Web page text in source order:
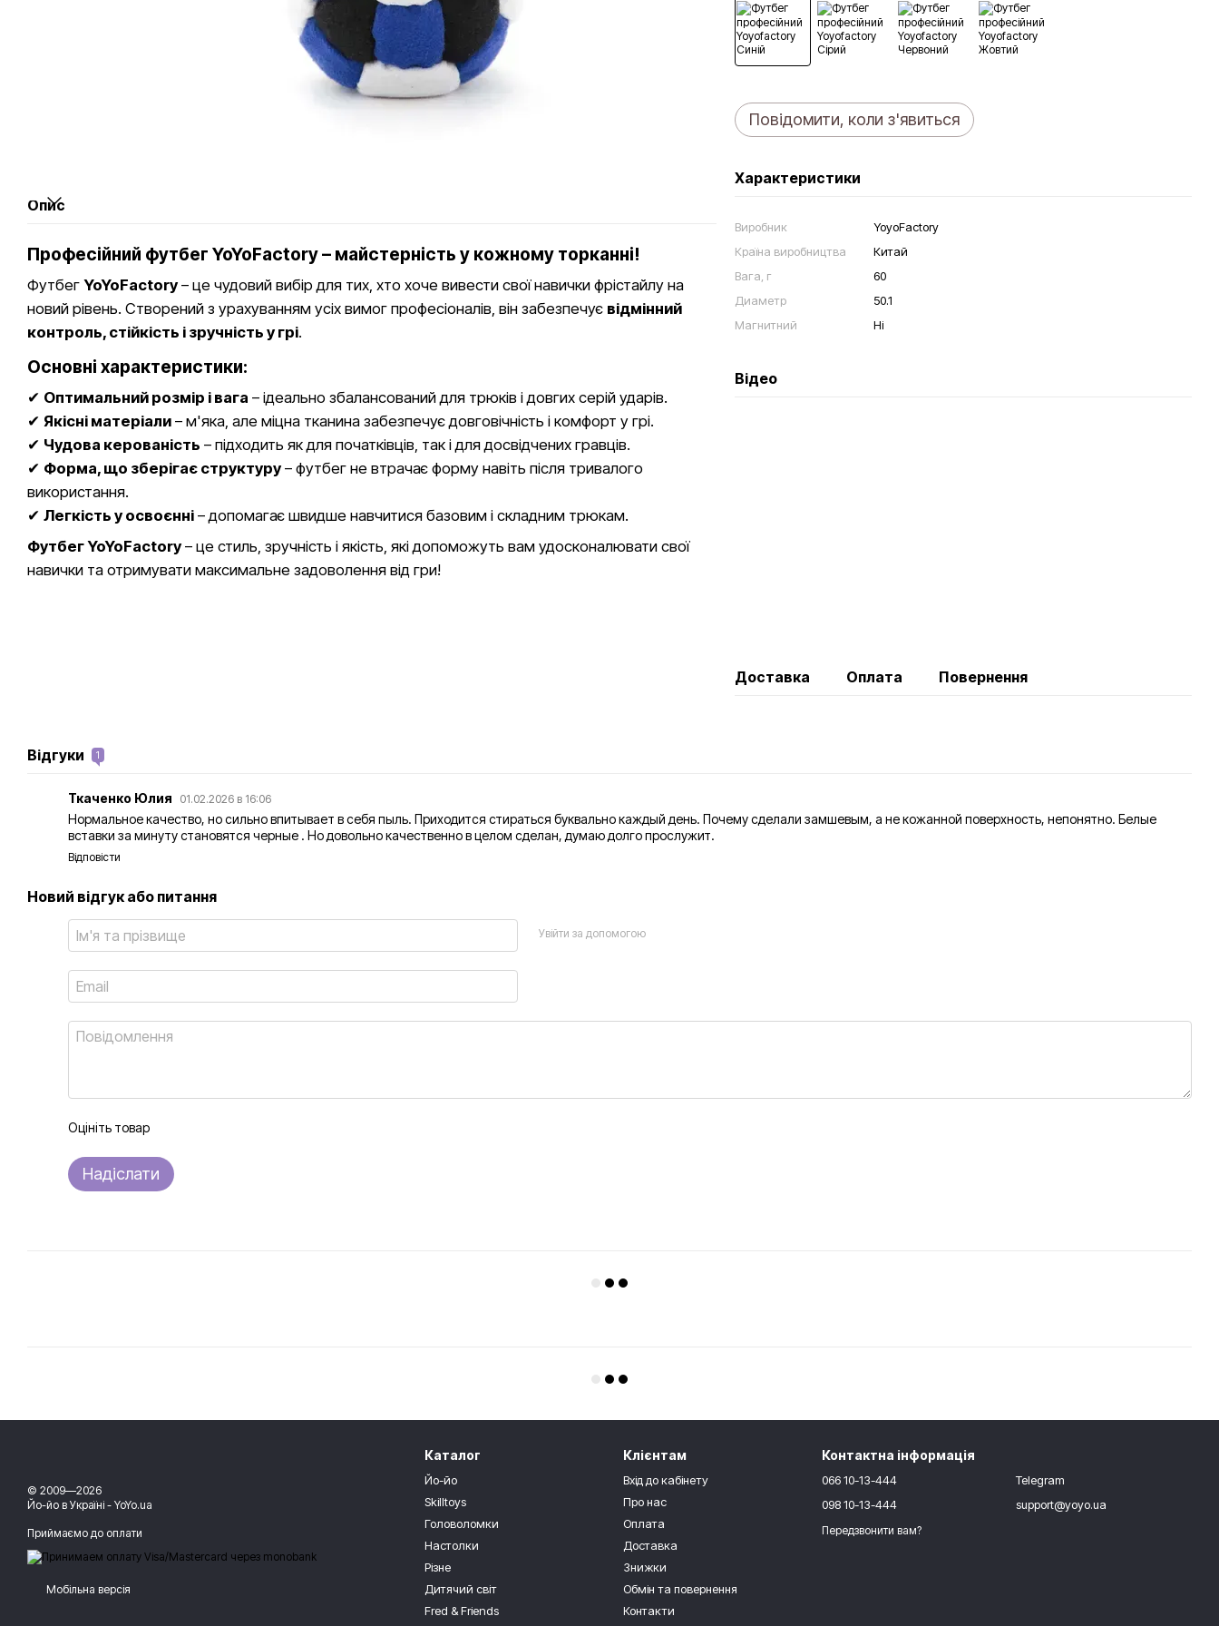
Опис
Професійний футбег YoYoFactory – майстерність у кожному торканні!
Футбег YoYoFactory– це чудовий вибір для тих, хто хоче вивести свої навички фрістайлу на
новий рівень. Створений з урахуванням усіх вимог професіоналів, він забезпечує відмінний
контроль, стійкість і зручність у грі.
Основні характеристики:
✔ Оптимальний розмір і вага – ідеально збалансований для трюків і довгих серій ударів.
✔ Якісні матеріали – м'яка, але міцна тканина забезпечує довговічність і комфорт у грі.
✔ Чудова керованість – підходить як для початківців, так і для досвідчених гравців.
✔ Форма, що зберігає структуру– футбег не втрачає форму навіть після тривалого
використання.
✔ Легкість у освоєнні – допомагає швидше навчитися базовим і складним трюкам.
Футбег YoYoFactory– це стиль, зручність і якість, які допоможуть вам удосконалювати свої
навички та отримувати максимальне задоволення від гри!
Повідомити, коли з'явиться
Характеристики
Виробник
YoyoFactory
Країна виробництва
Китай
Вага, г
60
Диаметр
50.1
Магнитний
Ні
Відео
Доставка Оплата Повернення
Відгуки 1
Ткаченко Юлия 01.02.2026 в 16:06
Нормальное качество, но сильно впитывает в себя пыль. Приходится стираться буквально каждый день. Почему сделали замшевым, а не кожанной поверхность, непонятно. Белые
вставки за минуту становятся черные . Но довольно качественно в целом сделан, думаю долго прослужит.
Відповісти
Новий відгук або питання
Увійти за допомогою
Оцініть товар
Надіслати
© 2009—2026
Йо-йо в Україні - YoYo.ua
Приймаємо до оплати
Мобільна версія
Каталог
Йо-йо
Skilltoys
Головоломки
Настолки
Різне
Дитячий світ
Fred & Friends
Клієнтам
Вхід до кабінету
Про нас
Оплата
Доставка
Знижки
Обмін та повернення
Контакти
Контактна інформація
066 10-13-444
098 10-13-444
Передзвонити вам?
Telegram
support@yoyo.ua